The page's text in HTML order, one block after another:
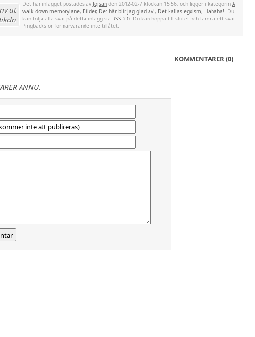
ut
Det här inlägget postades av Jojsan den 2012-02-7 klockan 15:56, och ligger i kategorin A
walk down memorylane, Bilder, Det här blir jag glad av!, Det kallas egoism, Hahaha!. Du
kan följa alla svar på detta inlägg via RSS 2.0. Du kan hoppa till slutet och lämna ett svar.
Pingbacks ör för närvarande inte tillåtet.
KOMMENTARER (0)
ÄNNU.